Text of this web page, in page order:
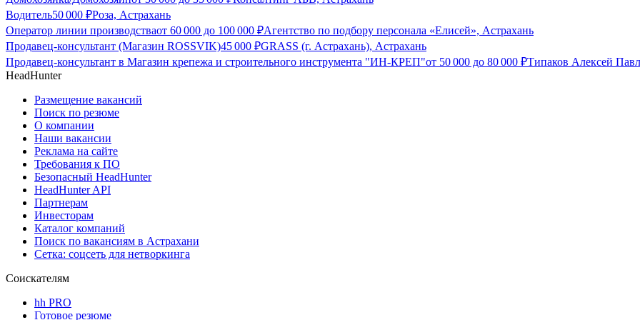
Водитель50 000 ₽Роза, Астрахань
Оператор линии производстваот 60 000 до 100 000 ₽Агентство по подбору персонала «Елисей», Астрахань
Продавец-консультант (Магазин ROSSVIK)45 000 ₽GRASS (г. Астрахань), Астрахань
Продавец-консультант в Магазин крепежа и строительного инструмента "ИН-КРЕП"от 50 000 до 80 000 ₽Типаков Алексей
HeadHunter
Размещение вакансий
Поиск по резюме
О компании
Наши вакансии
Реклама на сайте
Требования к ПО
Безопасный HeadHunter
HeadHunter API
Партнерам
Инвесторам
Каталог компаний
Поиск по вакансиям в Астрахани
Сетка: соцсеть для нетворкинга
Соискателям
hh PRO
Готовое резюме